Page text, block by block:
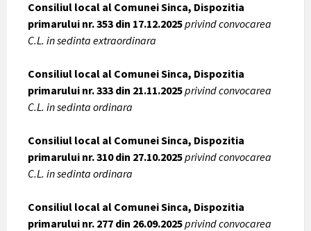
Consiliul local al Comunei Sinca, Dispozitia
primarului nr. 353 din 17.12.2025privind convocarea
C.L. in sedinta extraordinara
Consiliul local al Comunei Sinca, Dispozitia
primarului nr. 333 din 21.11.2025privind convocarea
C.L. in sedinta ordinara
Consiliul local al Comunei Sinca, Dispozitia
primarului nr. 310 din 27.10.2025privind convocarea
C.L. in sedinta ordinara
Consiliul local al Comunei Sinca, Dispozitia
primarului nr. 277 din 26.09.2025privind convocarea